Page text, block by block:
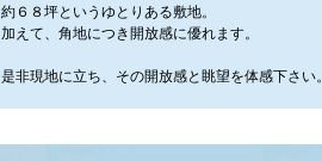
約６８坪というゆとりある敷地。
加えて、角地につき開放感に優れます。
是非現地に立ち、その開放感と眺望を体感下さい。